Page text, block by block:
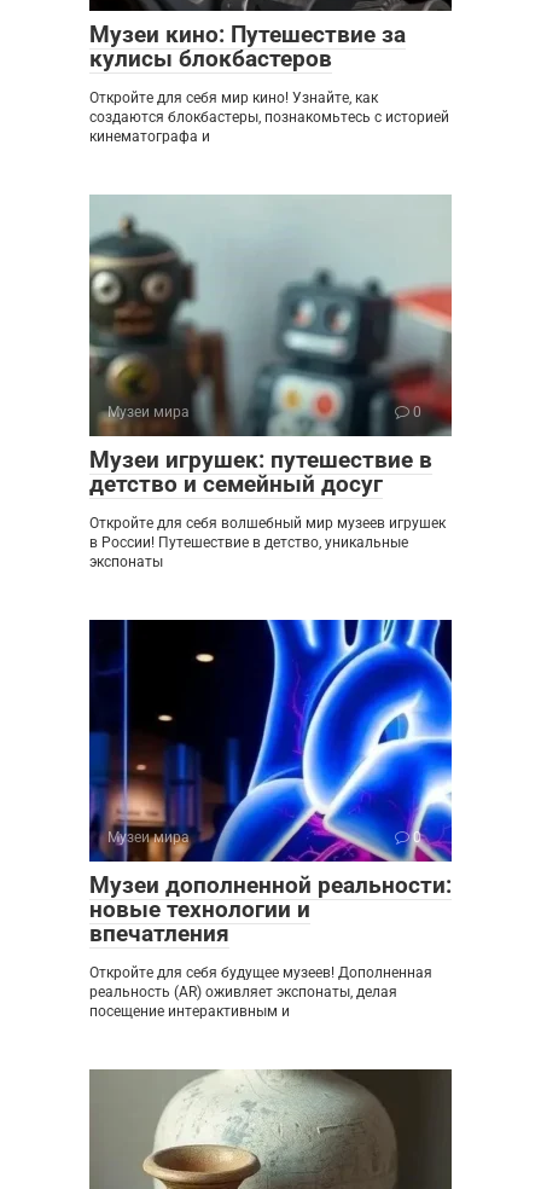
Музеи кино: Путешествие за
кулисы блокбастеров
Откройте для себя мир кино! Узнайте, как
создаются блокбастеры, познакомьтесь с историей
кинематографа и
Музеи мира 0
Музеи игрушек: путешествие в
детство и семейный досуг
Откройте для себя волшебный мир музеев игрушек
в России! Путешествие в детство, уникальные
экспонаты
Музеи мира 0
Музеи дополненной реальности:
новые технологии и
впечатления
Откройте для себя будущее музеев! Дополненная
реальность (AR) оживляет экспонаты, делая
посещение интерактивным и